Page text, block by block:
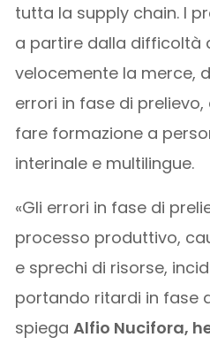
tutta la supply chain. I
a partire dalla difficoltà
velocemente la merce,
errori in fase di
fare formazione a
interinale e multilingue.
«Gli errori in fase di
processo produttivo,
e sprechi di risorse,
portando ritardi in fase
spiegaAlfio Nucifora,